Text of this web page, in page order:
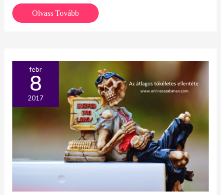
Hogyan
adj
offline
üzletednek?
Olvass Tovább
febr
8
2017